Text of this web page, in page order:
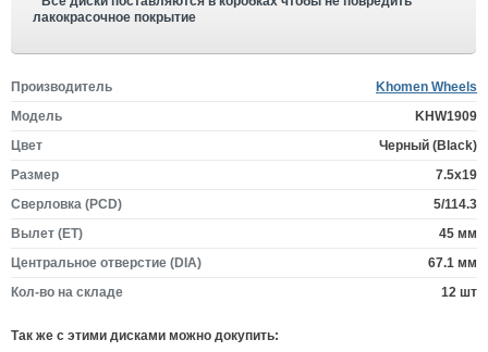
лакокрасочное покрытие
Производитель
Khomen Wheels
Модель
KHW1909
Цвет
Черный (Black)
Размер
7.5x19
Сверловка (PCD)
5/114.3
Вылет (ET)
45 мм
Центральное отверстие (DIA)
67.1 мм
Кол-во на складе
12 шт
Так же c этими дисками можно докупить: